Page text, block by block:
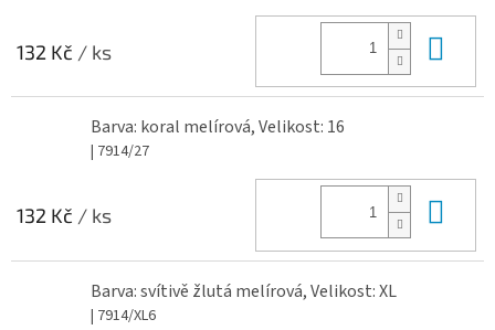
132 Kč / ks
Barva: koral melírová, Velikost: 16
| 7914/27
132 Kč / ks
Barva: svítivě žlutá melírová, Velikost: XL
| 7914/XL6